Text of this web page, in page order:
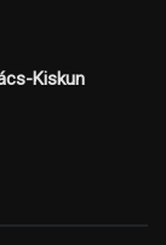
Kiskun